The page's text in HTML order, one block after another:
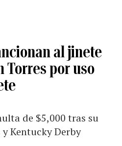
al jinete
Torres por uso
de $5,000 tras su
Kentucky Derby